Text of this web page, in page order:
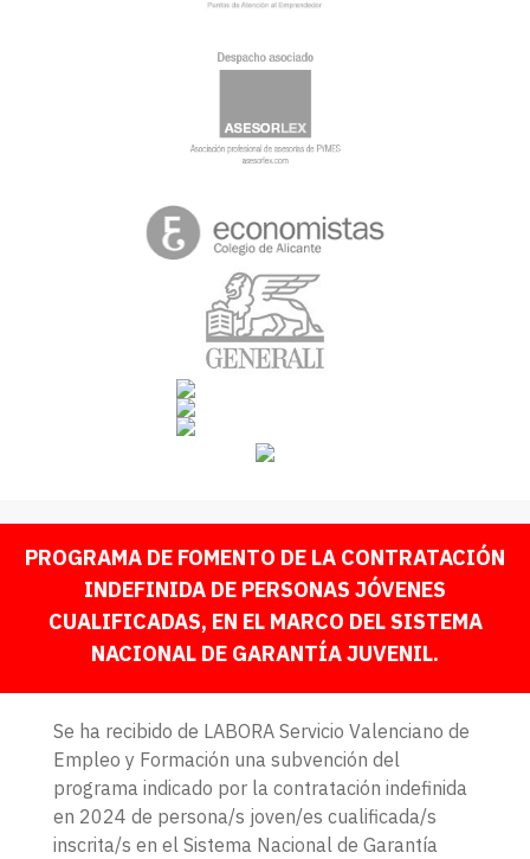
PROGRAMA DE FOMENTO DE LA CONTRATACIÓN
INDEFINIDA DE PERSONAS JÓVENES
CUALIFICADAS, EN EL MARCO DEL SISTEMA
NACIONAL DE GARANTÍA JUVENIL.
Se ha recibido de LABORA Servicio Valenciano de
Empleo y Formación una subvención del
programa indicado por la contratación indefinida
en 2024 de persona/s joven/es cualificada/s
inscrita/s en el Sistema Nacional de Garantía